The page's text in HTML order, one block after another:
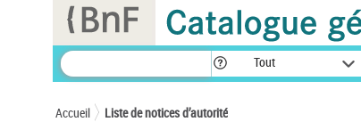
Tout
Accueil Liste de notices d’autorité
Panneau de gestion des cookies